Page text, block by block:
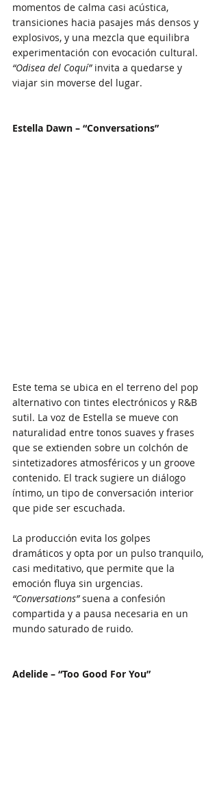
momentos de calma casi acústica,
transiciones hacia pasajes más densos y
explosivos, y una mezcla que equilibra
experimentación con evocación cultural.
“Odisea del Coquí” invita a quedarse y
viajar sin moverse del lugar.
Estella Dawn – “Conversations”
Este tema se ubica en el terreno del pop
alternativo con tintes electrónicos y R&B
sutil. La voz de Estella se mueve con
naturalidad entre tonos suaves y frases
que se extienden sobre un colchón de
sintetizadores atmosféricos y un groove
contenido. El track sugiere un diálogo
íntimo, un tipo de conversación interior
que pide ser escuchada.
La producción evita los golpes
dramáticos y opta por un pulso tranquilo,
casi meditativo, que permite que la
emoción fluya sin urgencias.
“Conversations” suena a confesión
compartida y a pausa necesaria en un
mundo saturado de ruido.
Adelide – “Too Good For You”